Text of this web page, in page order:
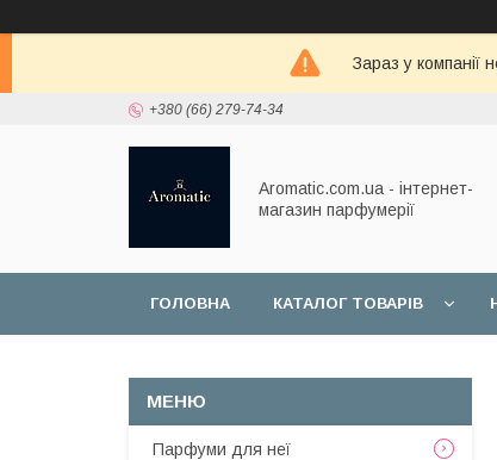
Зараз у компанії
+380 (66) 279-74-34
Aromatic.com.ua - інтернет-
магазин парфумерії
ГОЛОВНА КАТАЛОГ ТОВАРІВ
Парфуми для неї